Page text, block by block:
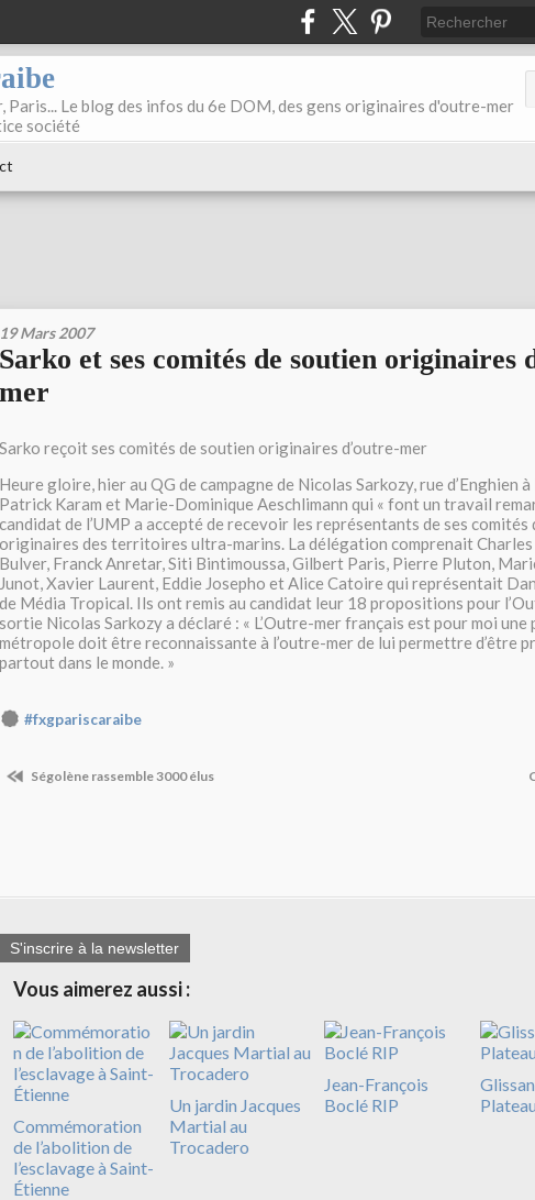
Paris... Le blog des infos du 6e DOM, des gens originaires d'outre-mer
société
19 Mars 2007
Sarko et ses comités de soutien originaires
mer
Sarko reçoit ses comités de soutien originaires d’outre-mer
Heure gloire, hier au QG de campagne de Nicolas Sarkozy, rue d’Enghien
Patrick Karam et Marie-Dominique Aeschlimann qui « font un travail
candidat de l’UMP a accepté de recevoir les représentants de ses comités
originaires des territoires ultra-marins. La délégation comprenait
Bulver, Franck Anretar, Siti Bintimoussa, Gilbert Paris, Pierre Pluton,
Junot, Xavier Laurent, Eddie Josepho et Alice Catoire qui représentait
de Média Tropical. Ils ont remis au candidat leur 18 propositions pour
sortie Nicolas Sarkozy a déclaré : « L’Outre-mer français est pour moi
métropole doit être reconnaissante à l’outre-mer de lui permettre d’être
partout dans le monde. »
#fxgpariscaraibe
Ségolène rassemble 3000 élus
S'inscrire à la newsletter
Vous aimerez aussi :
Commémoration
de l’abolition de
l’esclavage à Saint-
Étienne
Un jardin Jacques
Martial au
Trocadero
Jean-François
Boclé RIP